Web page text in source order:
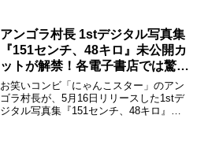
た「GRAND BEER GALS」の中から豊...
アンゴラ村長 1stデジタル写真集
『151センチ、48キロ』未公開カ
ットが解禁！各電子書店では驚異
の売り上げを記録！
お笑いコンビ「にゃんこスター」のアン
ゴラ村長が、5月16日リリースした1stデ
ジタル写真集『151センチ、48キロ』が